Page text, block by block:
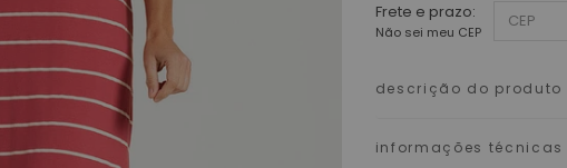
Frete e prazo:
Não sei meu CEP
descrição do produto
informações técnicas